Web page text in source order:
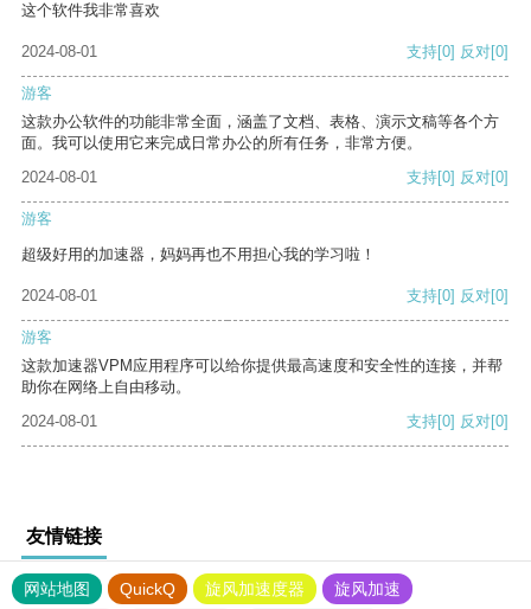
这个软件我非常喜欢
2024-08-01 支持[0] 反对[0]
游客
这款办公软件的功能非常全面，涵盖了文档、表格、演示文稿等各个方
面。我可以使用它来完成日常办公的所有任务，非常方便。
2024-08-01
支持[0] 反对[0]
游客
超级好用的加速器，妈妈再也不用担心我的学习啦！
2024-08-01 支持[0] 反对[0]
游客
这款加速器VPM应用程序可以给你提供最高速度和安全性的连接，并帮
助你在网络上自由移动。
2024-08-01
支持[0] 反对[0]
友情链接
网站地图 QuickQ 旋风加速度器
旋风加速